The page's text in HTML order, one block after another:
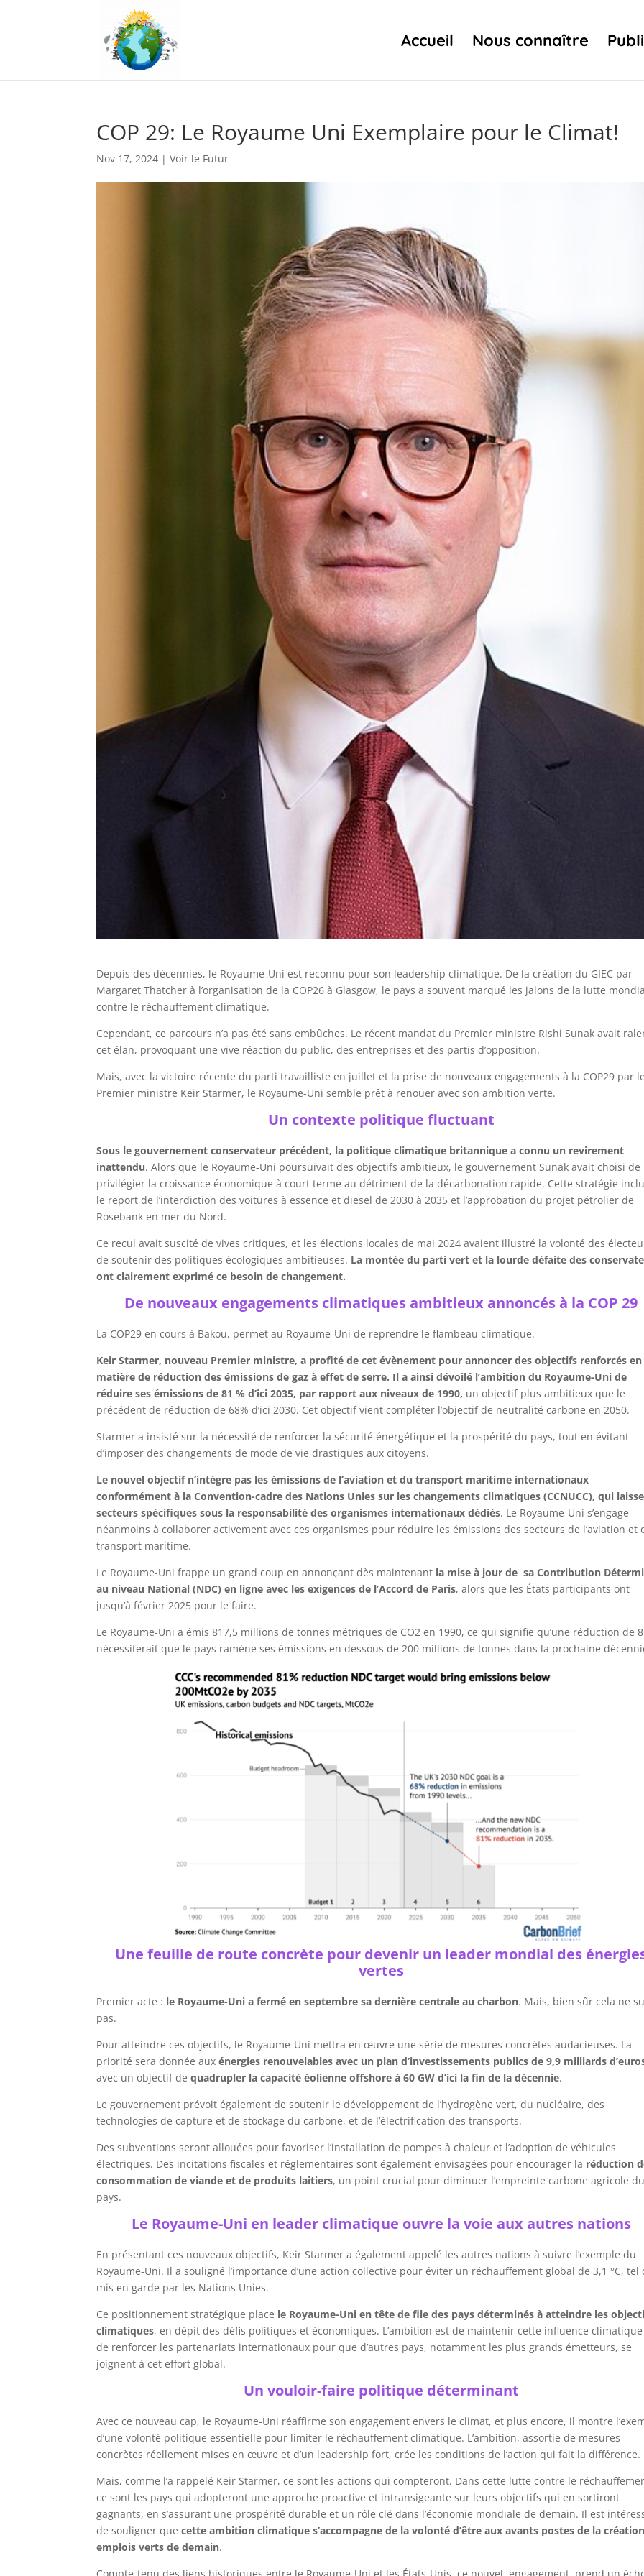
Accueil Nous connaître
COP 29: Le Royaume Uni Exemplaire pour le Climat!
Nov 17, 2024 |Voir le Futur
Depuis des décennies, le Royaume-Uni est reconnu pour son leadership climatique. De la création du GIEC par
Margaret Thatcher à l’organisation de la COP26 à Glasgow, le pays a souvent marqué les jalons de la lutte
contre le réchauffement climatique.
Cependant, ce parcours n’a pas été sans embûches. Le récent mandat du Premier ministre Rishi Sunak avait
cet élan, provoquant une vive réaction du public, des entreprises et des partis d’opposition.
Mais, avec la victoire récente du parti travailliste en juillet et la prise de nouveaux engagements à la COP29 par le
Premier ministre Keir Starmer, le Royaume-Uni semble prêt à renouer avec son ambition verte.
Un contexte politique fluctuant
Sous le gouvernement conservateur précédent, la politique climatique britannique a connu un revirement
inattendu. Alors que le Royaume-Uni poursuivait des objectifs ambitieux, le gouvernement Sunak avait choisi de
privilégier la croissance économique à court terme au détriment de la décarbonation rapide. Cette stratégie
le report de l’interdiction des voitures à essence et diesel de 2030 à 2035 et l’approbation du projet pétrolier de
Rosebank en mer du Nord.​
Ce recul avait suscité de vives critiques, et les élections locales de mai 2024 avaient illustré la volonté des
de soutenir des politiques écologiques ambitieuses. La montée du parti vert et la lourde défaite des
ont clairement exprimé ce besoin de changement.
De nouveaux engagements climatiques ambitieux annoncés à la COP 29
La COP29 en cours à Bakou, permet au Royaume-Uni de reprendre le flambeau climatique.
Keir Starmer, nouveau Premier ministre, a profité de cet évènement pour annoncer des objectifs renforcés en
matière de réduction des émissions de gaz à effet de serre. Il a ainsi dévoilé l’ambition du Royaume-Uni de
réduire ses émissions de 81 % d’ici 2035, par rapport aux niveaux de 1990, un objectif plus ambitieux que le
précédent de réduction de 68% d’ici 2030. Cet objectif vient compléter l’objectif de neutralité carbone en 2050.
Starmer a insisté sur la nécessité de renforcer la sécurité énergétique et la prospérité du pays, tout en évitant
d’imposer des changements de mode de vie drastiques aux citoyens.
Le nouvel objectif n’intègre pas les émissions de l’aviation et du transport maritime internationaux
conformément à la Convention-cadre des Nations Unies sur les changements climatiques (CCNUCC), qui
secteurs spécifiques sous la responsabilité des organismes internationaux dédiés. Le Royaume-Uni s’engage
néanmoins à collaborer activement avec ces organismes pour réduire les émissions des secteurs de l’aviation et
transport maritime.
Le Royaume-Uni frappe un grand coup en annonçant dès maintenant la mise à jour de sa Contribution
au niveau National (NDC) en ligne avec les exigences de l’Accord de Paris, alors que les États participants ont
jusqu’à février 2025 pour le faire.
Le Royaume-Uni a émis 817,5 millions de tonnes métriques de CO2 en 1990, ce qui signifie qu’une réduction de
nécessiterait que le pays ramène ses émissions en dessous de 200 millions de tonnes dans la prochaine
Une feuille de route concrète pour devenir un leader mondial des
vertes
Premier acte : le Royaume-Uni a fermé en septembre sa dernière centrale au charbon. Mais, bien sûr cela ne
pas.
Pour atteindre ces objectifs, le Royaume-Uni mettra en œuvre une série de mesures concrètes audacieuses. La
priorité sera donnée auxénergies renouvelables avec un plan d’investissements publics de 9,9 milliards
avec un objectif dequadrupler la capacité éolienne offshore à 60 GW d’ici la fin de la décennie.
Le gouvernement prévoit également de soutenir le développement de l’hydrogène vert, du nucléaire, des
technologies de capture et de stockage du carbone, et de l’électrification des transports.
Des subventions seront allouées pour favoriser l’installation de pompes à chaleur et l’adoption de véhicules
électriques. Des incitations fiscales et réglementaires sont également envisagées pour encourager la réduction
consommation de viande et de produits laitiers, un point crucial pour diminuer l’empreinte carbone agricole du
pays.
Le Royaume-Uni en leader climatique ouvre la voie aux autres nations
En présentant ces nouveaux objectifs, Keir Starmer a également appelé les autres nations à suivre l’exemple du
Royaume-Uni. Il a souligné l’importance d’une action collective pour éviter un réchauffement global de 3,1 °C, tel
mis en garde par les Nations Unies.
Ce positionnement stratégique place le Royaume-Uni en tête de file des pays déterminés à atteindre les
climatiques, en dépit des défis politiques et économiques. L’ambition est de maintenir cette influence
de renforcer les partenariats internationaux pour que d’autres pays, notamment les plus grands émetteurs, se
joignent à cet effort global.
Un vouloir-faire politique déterminant
Avec ce nouveau cap, le Royaume-Uni réaffirme son engagement envers le climat, et plus encore, il montre
d’une volonté politique essentielle pour limiter le réchauffement climatique. L’ambition, assortie de mesures
concrètes réellement mises en œuvre et d’un leadership fort, crée les conditions de l’action qui fait la différence.
Mais, comme l’a rappelé Keir Starmer, ce sont les actions qui compteront. Dans cette lutte contre le
ce sont les pays qui adopteront une approche proactive et intransigeante sur leurs objectifs qui en sortiront
gagnants, en s’assurant une prospérité durable et un rôle clé dans l’économie mondiale de demain. Il est
de souligner quecette ambition climatique s’accompagne de la volonté d’être aux avants postes de la
emplois verts de demain.